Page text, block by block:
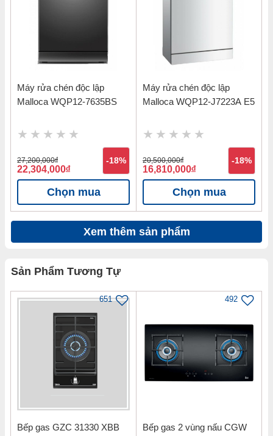
Máy rửa chén độc lập
Malloca WQP12-7635BS
27,200,000đ
22,304,000đ
-18%
Chọn mua
Máy rửa chén độc lập
Malloca WQP12-J7223A E5
20,500,000đ
16,810,000đ
-18%
Chọn mua
Xem thêm sản phẩm
Sản Phẩm Tương Tự
651
Bếp gas GZC 31330 XBB
492
Bếp gas 2 vùng nấu CGW